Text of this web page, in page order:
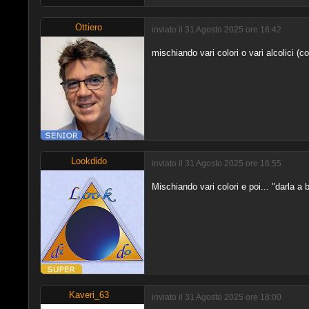
Ottiero inviato il 31 Agosto 2025 ore 16:42
mischiando vari colori o vari alcolici
Lookdido inviato il 31 Agosto 2025 ore 16:55
Mischiando vari colori e poi... "darla a
Kaveri_63 inviato il 31 Agosto 2025 ore 18:00